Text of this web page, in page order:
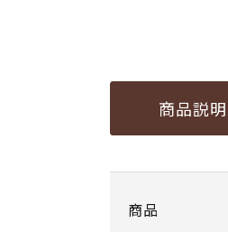
商品説明
商品